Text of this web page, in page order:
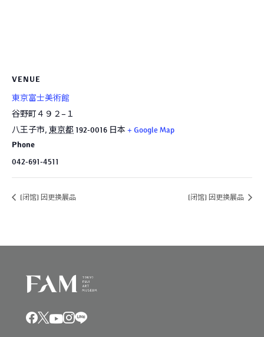
VENUE
東京富士美術館
谷野町４９２−１
八王子市, 東京都 192-0016 日本 + Google Map
Phone
042-691-4511
[闭馆] 因更换展品 [闭馆] 因更换展品